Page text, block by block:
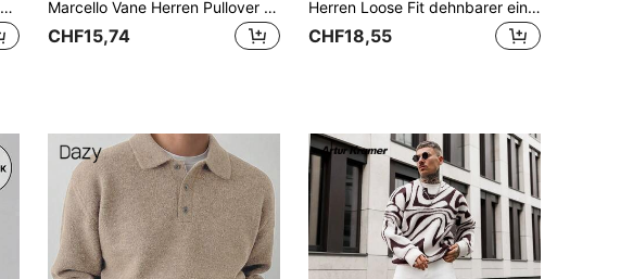
Manfinity Homme Herren Farbblock Vielseitiges Alltags-Strickoberteil, geeignet für tägliche Freizeitkleidung oder Ausflüge, Weiß und Schwarz Sommerurlaub Büro Arbeit Lässig Marcello Vane Herren Pullover mit grafischem Muster, Herbst Winter, Langarm Oberteil
CHF15,74
Herren Loose Fit dehnbarer einfarbiger minimalistischer Stehkragen Pullover mit Reißverschluss, Herbst/Winter
CHF18,55